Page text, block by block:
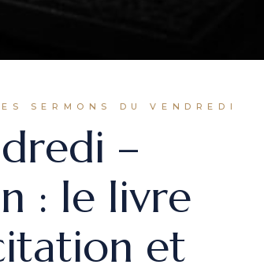
SERMONS DU VENDREDI
–
: le livre
et